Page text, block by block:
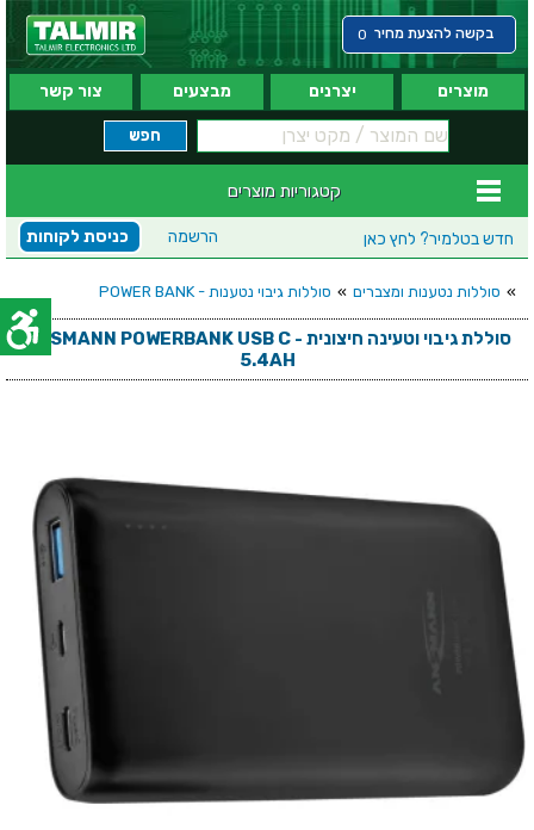
בקשה להצעת מחיר 0
מוצרים יצרנים מבצעים צור קשר
קטגוריות מוצרים
חדש בטלמיר? לחץ כאן כניסת לקוחות הרשמה
» סוללות נטענות ומצברים » סוללות גיבוי נטענות - POWER BANK
סוללת גיבוי וטעינה חיצונית - ANSMANN POWERBANK USB C
5.4AH